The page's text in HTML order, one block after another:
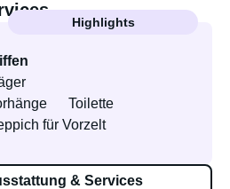
Highlights
Toilette
für Vorzelt
& Services